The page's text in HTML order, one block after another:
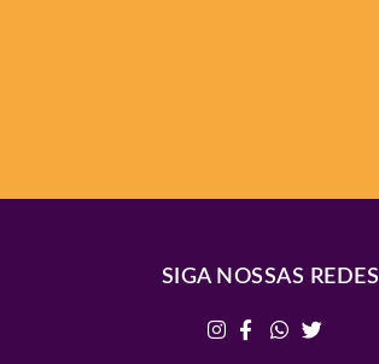
SIGA NOSSAS REDES